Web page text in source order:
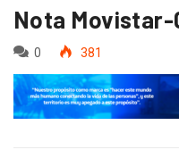
Nota
0 381